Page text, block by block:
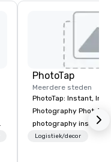
PhotoTap
Meerdere steden
PhotoTap: Instant,
Photography PhotoTap makes event
photography instant,
smart. We deliver
Logistiek/decor